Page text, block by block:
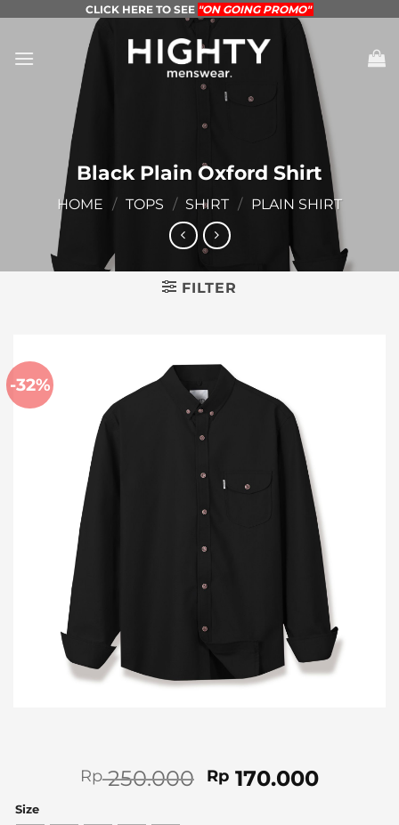
content
CLICK HERE TO SEE "ON GOING PROMO"
Black Plain Oxford Shirt
HOME / TOPS / SHIRT / PLAIN SHIRT
FILTER
-32%
Rp250.000 Original
Rp 170.000
Size